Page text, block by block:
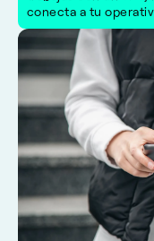
conecta a tu